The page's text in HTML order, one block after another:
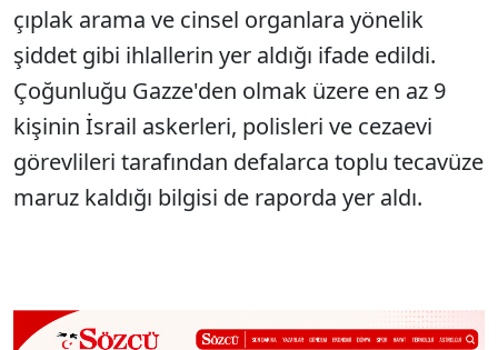
çıplak arama ve cinsel organlara yönelik
şiddet gibi ihlallerin yer aldığı ifade edildi.
Çoğunluğu Gazze'den olmak üzere en az 9
kişinin İsrail askerleri, polisleri ve cezaevi
görevlileri tarafından defalarca toplu tecavüze
maruz kaldığı bilgisi de raporda yer aldı.